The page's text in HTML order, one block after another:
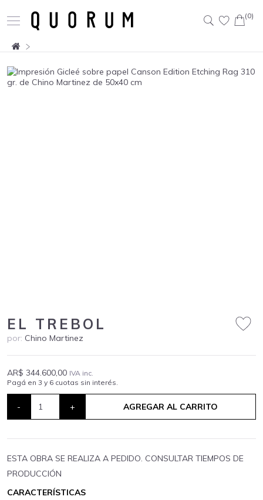
Buscar:
(0)
EL TREBOL
por: Chino Martinez
AR$ 344.600,00 IVA inc.
Pagá en 3 y 6 cuotas sin interés.
- + AGREGAR AL CARRITO
ESTA OBRA SE REALIZA A PEDIDO. CONSULTAR TIEMPOS DE
PRODUCCIÓN
CARACTERÍSTICAS